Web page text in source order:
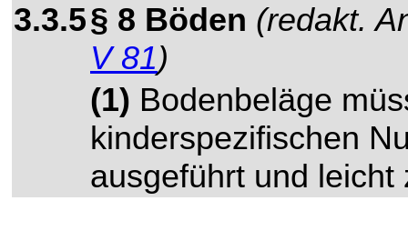
3.3.5§ 8 Böden (redakt.
V 81)
(1) Bodenbeläge
kinderspezifischen
ausgeführt und leicht